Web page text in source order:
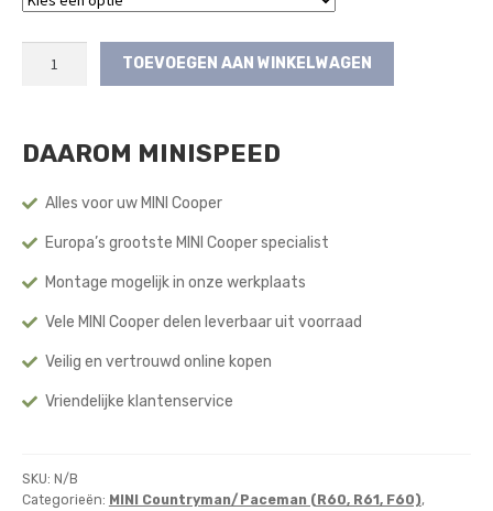
(R60/R61
aantal
TOEVOEGEN AAN WINKELWAGEN
DAAROM MINISPEED
Alles voor uw MINI Cooper
Europa’s grootste MINI Cooper specialist
Montage mogelijk in onze werkplaats
Vele MINI Cooper delen leverbaar uit voorraad
Veilig en vertrouwd online kopen
Vriendelijke klantenservice
SKU: N/B
Categorieën: MINI Countryman/Paceman (R60, R61, F60),